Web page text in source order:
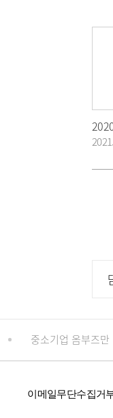
중소기업 옴부즈만
이메일무단수집거